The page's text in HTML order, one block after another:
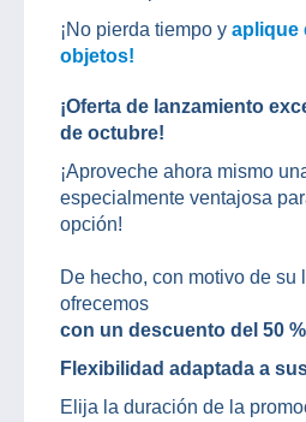
¡No pierda tiempo y aplique
objetos!
¡Oferta de lanzamiento
de octubre!
¡Aproveche ahora mismo
especialmente ventajosa
opción!
De hecho, con motivo de su
ofrecemos
con un descuento del 50
Flexibilidad adaptada a
Elija la duración de la